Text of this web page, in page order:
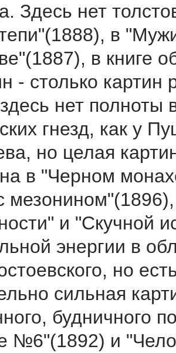
Здесь нет
в
в книге
- столько картин
нет полноты
гнезд, как у
но целая
в "Черном
и "Скучной
энергии в
но
сильная
будничного
№6"(1892) и